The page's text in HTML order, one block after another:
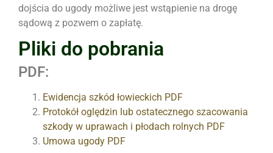
dojścia do ugody możliwe jest wstąpienie na drogę
sądową z pozwem o zapłatę.
Pliki do pobrania
PDF:
Ewidencja szkód łowieckich PDF
Protokół oględzin lub ostatecznego szacowania
szkody w uprawach i płodach rolnych PDF
Umowa ugody PDF